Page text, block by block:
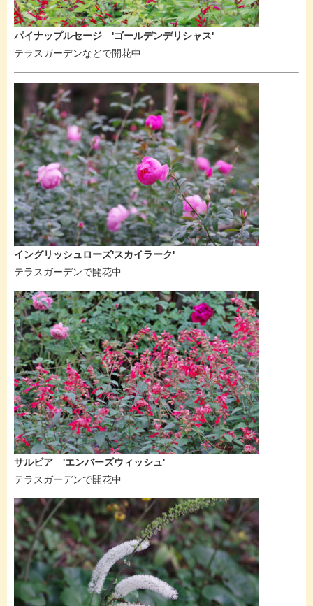
パイナップルセージ 'ゴールデンデリシャス'
テラスガーデンなどで開花中
イングリッシュローズ'スカイラーク'
テラスガーデンで開花中
サルビア 'エンバーズウィッシュ'
テラスガーデンで開花中